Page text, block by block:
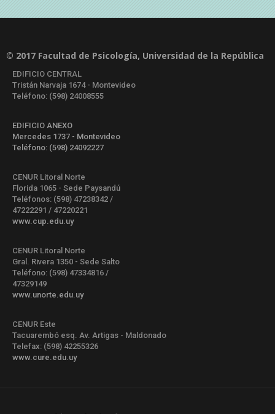
© 2017 Facultad de Psicología, Universidad de la República
EDIFICIO CENTRAL
Tristán Narvaja 1674 - Montevideo
Teléfono: (598) 24008555
EDIFICIO ANEXO
Mercedes 1737 - Montevideo
Teléfono: (598) 24092227
CENUR Litoral Norte
Florida 1065 - Sede Paysandú
Teléfonos: (598) 47238342 /
47222291 / 47220221
www.cup.edu.uy
CENUR Litoral Norte
Gral. Rivera 1350 - Sede Salto
Teléfono: (598) 47334816 /
47329149
www.unorte.edu.uy
CENUR Este
Tacuarembó esq. Av. Artigas - Maldonado
Telefax: (598) 42255326
www.cure.edu.uy